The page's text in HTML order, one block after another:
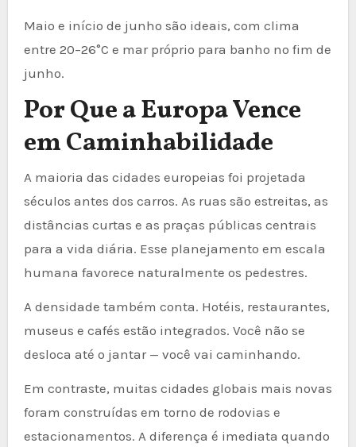
Maio e início de junho são ideais, com clima
entre 20–26°C e mar próprio para banho no fim de
junho.
Por Que a Europa Vence
em Caminhabilidade
A maioria das cidades europeias foi projetada
séculos antes dos carros. As ruas são estreitas, as
distâncias curtas e as praças públicas centrais
para a vida diária. Esse planejamento em escala
humana favorece naturalmente os pedestres.
A densidade também conta. Hotéis, restaurantes,
museus e cafés estão integrados. Você não se
desloca até o jantar — você vai caminhando.
Em contraste, muitas cidades globais mais novas
foram construídas em torno de rodovias e
estacionamentos. A diferença é imediata quando